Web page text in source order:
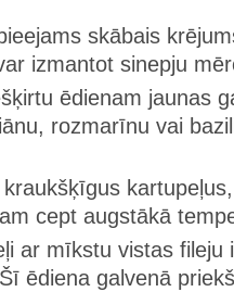
skābais
izmantot sinepju
ēdienam jaunas
rozmarīnu vai
cept augstākā
ar mīkstu vistas fileju
ēdiena galvenā